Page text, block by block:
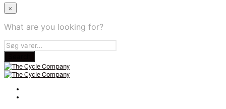
×
What are you looking for?